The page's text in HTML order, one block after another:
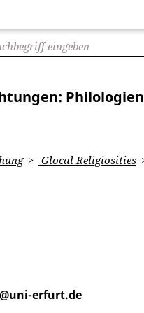
Philologien
Glocal Religiosities
erfurt.de